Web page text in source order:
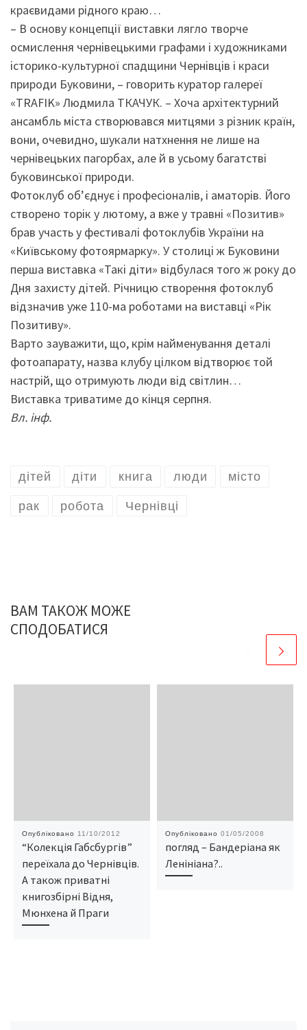
краєвидами рідного краю…
– В основу концепції виставки лягло творче
осмислення чернівецькими графами і художниками
історико-культурної спадщини Чернівців і краси
природи Буковини, – говорить куратор галереї
«TRAFIK» Людмила ТКАЧУК. – Хоча архітектурний
ансамбль міста створювався митцями з різник країн,
вони, очевидно, шукали натхнення не лише на
чернівецьких пагорбах, але й в усьому багатстві
буковинської природи.
Фотоклуб об’єднує і професіоналів, і аматорів. Його
створено торік у лютому, а вже у травні «Позитив»
брав участь у фестивалі фотоклубів України на
«Київському фотоярмарку». У столиці ж Буковини
перша виставка «Такі діти» відбулася того ж року до
Дня захисту дітей. Річницю створення фотоклуб
відзначив уже 110-ма роботами на виставці «Рік
Позитиву».
Варто зауважити, що, крім найменування деталі
фотоапарату, назва клубу цілком відтворює той
настрій, що отримують люди від світлин…
Виставка триватиме до кінця серпня.
Вл. інф.
дітей діти книга люди місто
рак робота Чернівці
ВАМ ТАКОЖ МОЖЕ
СПОДОБАТИСЯ
Опубліковано 11/10/2012
“Колекція Габсбургів”
переїхала до Чернівців.
А також приватні
книгозбірні Відня,
Мюнхена й Праги
Опубліковано 01/05/2008
погляд – Бандеріана як
Ленініана?..